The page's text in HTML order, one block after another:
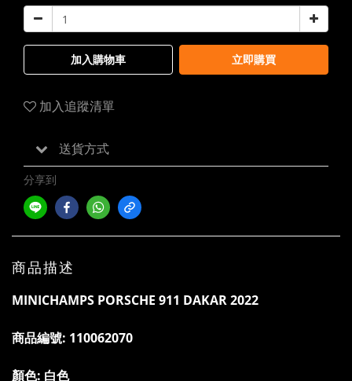
加入購物車 立即購買
加入追蹤清單
送貨方式
分享到
商品描述
MINICHAMPS PORSCHE 911 DAKAR 2022
商品編號: 110062070
顏色: 白色